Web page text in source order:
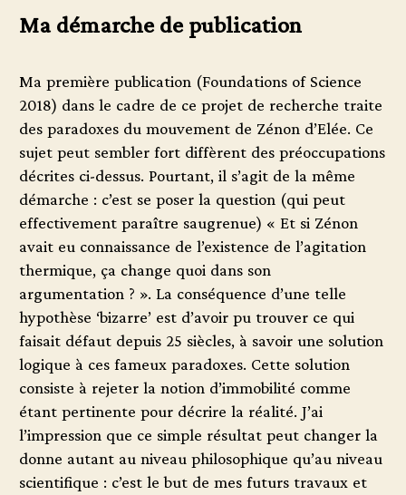
Ma démarche de publication
Ma première publication (Foundations of Science
2018) dans le cadre de ce projet de recherche traite
des paradoxes du mouvement de Zénon d’Elée. Ce
sujet peut sembler fort diffèrent des préoccupations
décrites ci-dessus. Pourtant, il s’agit de la même
démarche : c’est se poser la question (qui peut
effectivement paraître saugrenue) « Et si Zénon
avait eu connaissance de l’existence de l’agitation
thermique, ça change quoi dans son
argumentation ? ». La conséquence d’une telle
hypothèse ‘bizarre’ est d’avoir pu trouver ce qui
faisait défaut depuis 25 siècles, à savoir une solution
logique à ces fameux paradoxes. Cette solution
consiste à rejeter la notion d’immobilité comme
étant pertinente pour décrire la réalité. J’ai
l’impression que ce simple résultat peut changer la
donne autant au niveau philosophique qu’au niveau
scientifique : c’est le but de mes futurs travaux et